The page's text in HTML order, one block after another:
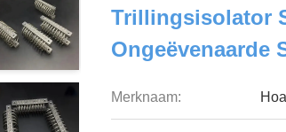
Trillingsisolator
Ongeëvenaarde
Merknaam: